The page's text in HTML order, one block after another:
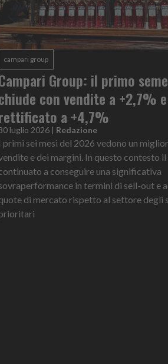
campari group
Group: il primo
con vendite a +2,7%
a +4,7%
luglio 2026 | Redazione
I primi sei mesi del 2026 vedono un
e dei margini. In questo contesto il
a conseguire una significativa
in termini di sell-out e
di mercato rispetto al settore degli